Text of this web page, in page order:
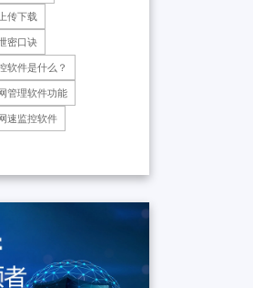
上传下载
密口诀
软件是什么？
管理软件功能
速监控软件